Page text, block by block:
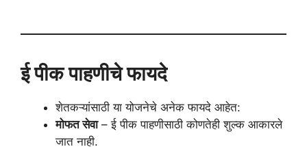
ई पीक पाहणीचे फायदे
शेतकऱ्यांसाठी या योजनेचे अनेक फायदे आहेत:
मोफत सेवा– ई पीक पाहणीसाठी कोणतेही शुल्क आकारले
जात नाही.